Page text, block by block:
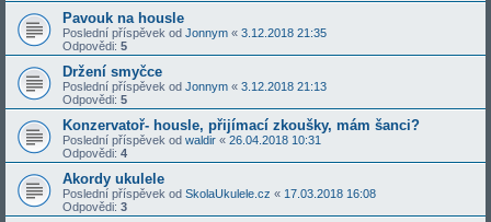
Pavouk na housle
Poslední příspěvek od Jonnym « 3.12.2018 21:35
Odpovědi: 5
Držení smyčce
Poslední příspěvek od Jonnym « 3.12.2018 21:13
Odpovědi: 5
Konzervatoř- housle, přijímací zkoušky, mám šanci?
Poslední příspěvek od waldir « 26.04.2018 10:31
Odpovědi: 4
Akordy ukulele
Poslední příspěvek od SkolaUkulele.cz « 17.03.2018 16:08
Odpovědi: 3